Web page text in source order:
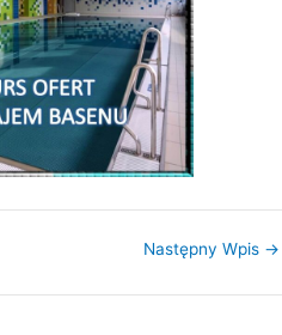
Następny Wpis →